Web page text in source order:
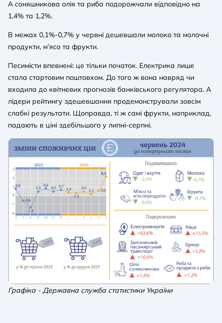
А соняшникова олія та риба подорожчали відповідно на
1,4% та 1,2%.
В межах 0,1%-0,7% у червні дешевшали молоко та молочні
продукти, м’ясо та фрукти.
Песимісти впевнені: це тільки початок. Електрика лише
стала стартовим поштовхом. До того ж вона навряд чи
входила до квітневих прогнозів банківського регулятора. А
лідери рейтингу здешевшання продемонстрували зовсім
слабкі результати. Щоправда, ті ж самі фрукти, наприклад,
падають в ціні здебільшого у липні-серпні.
Графіка - Державна служба статистики України